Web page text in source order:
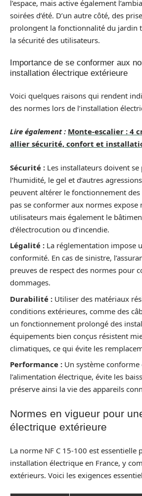
l’espace, mais active également
soirées d’été. D’un autre côté, des
prolongent la fonctionnalité du jardin
la sécurité des utilisateurs.
Importance de se conformer aux
installation électrique extérieure
Voici quelques raisons qui rendent
des normes lors de l’installation
Lire également : Monte-escalier : 4
allier sécurité, confort et
Sécurité : Les installateurs doivent
l’humidité, le gel et d’autres
peuvent altérer le fonctionnement
pas se conformer aux normes expose
utilisateurs mais également le
d’électrocution ou d’incendie.
Légalité : La réglementation impose
conformité. En cas de sinistre,
preuves de respect des normes pour
dommages.
Durabilité : Utiliser des matériaux
conditions extérieures, comme des
un fonctionnement prolongé des
équipements bien conçus résistent
climatiques, ce qui évite les
Performance : Un système
l’alimentation électrique, évite les
préserve ainsi la vie des appareils
Normes en vigueur pour
électrique extérieure
La norme NF C 15-100 est essentielle
installation électrique en France, y
extérieurs. Voici les exigences